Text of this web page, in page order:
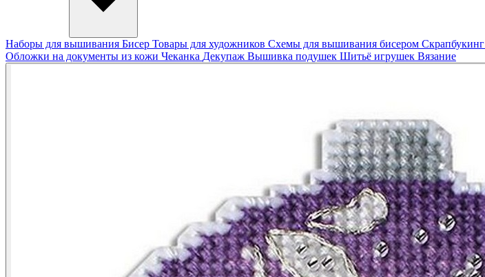
Наборы для вышивания Бисер Товары для художников Схемы для вышивания бисером Скрапбукинг
Обложки на документы из кожи Чеканка Декупаж Вышивка подушек Шитьё игрушек Вязание